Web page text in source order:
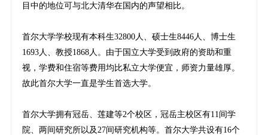
目中的地位可与北大清华在国内的声望相比。
首尔大学学校现有本科生32800人、硕士生8446人、博士生
1693人、教授1868人。由于国立大学受到政府的资助和重
视，学费和住宿等费用均比私立大学便宜，师资力量雄厚。
故此首尔大学一直是学生首选大学。
首尔大学拥有冠岳、莲建等2个校区，冠岳主校区有11间学
院、两间研究所以及27间研究机构等。首尔大学共设有16个